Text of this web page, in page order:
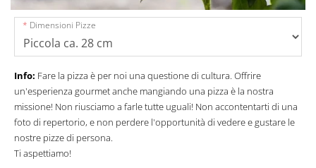
Dimensioni Pizze
Info: Fare la pizza è per noi una questione di cultura. Offrire
un'esperienza gourmet anche mangiando una pizza è la nostra
missione! Non riusciamo a farle tutte uguali! Non accontentarti di una
foto di repertorio, e non perdere l'opportunità di vedere e gustare le
nostre pizze di persona.
Ti aspettiamo!